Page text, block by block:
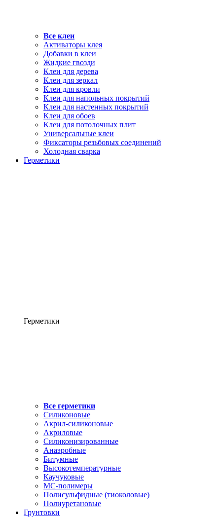
Все клеи
Активаторы клея
Добавки в клеи
Жидкие гвозди
Клеи для дерева
Клеи для зеркал
Клеи для кровли
Клеи для напольных покрытий
Клеи для настенных покрытий
Клеи для обоев
Клеи для потолочных плит
Универсальные клеи
Фиксаторы резьбовых соединений
Холодная сварка
Герметики
Герметики
Все герметики
Силиконовые
Акрил-силиконовые
Акриловые
Силиконизированные
Анаэробные
Битумные
Высокотемпературные
Каучуковые
МС-полимеры
Полисульфидные (тиоколовые)
Полиуретановые
Грунтовки